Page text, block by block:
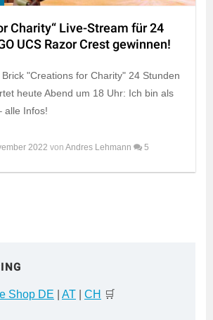
Charity“ Live-Stream für 24
UCS Razor Crest gewinnen!
"Creations for Charity" 24 Stunden
heute Abend um 18 Uhr: Ich bin als
alle Infos!
2022 von Andres Lehmann 5
Shop DE AT CH 🛒